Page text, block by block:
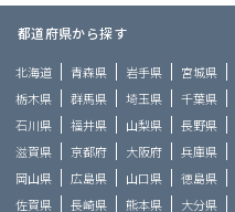
都道府県から探す
北海道 青森県 岩手県 宮城県
栃木県
群馬県 埼玉県 千葉県
石川県
福井県 山梨県 長野県
滋賀県
京都府 大阪府 兵庫県
岡山県
広島県 山口県 徳島県
佐賀県
長崎県 熊本県 大分県